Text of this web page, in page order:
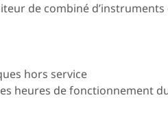
de combiné
hors service
heures de fonctionnement